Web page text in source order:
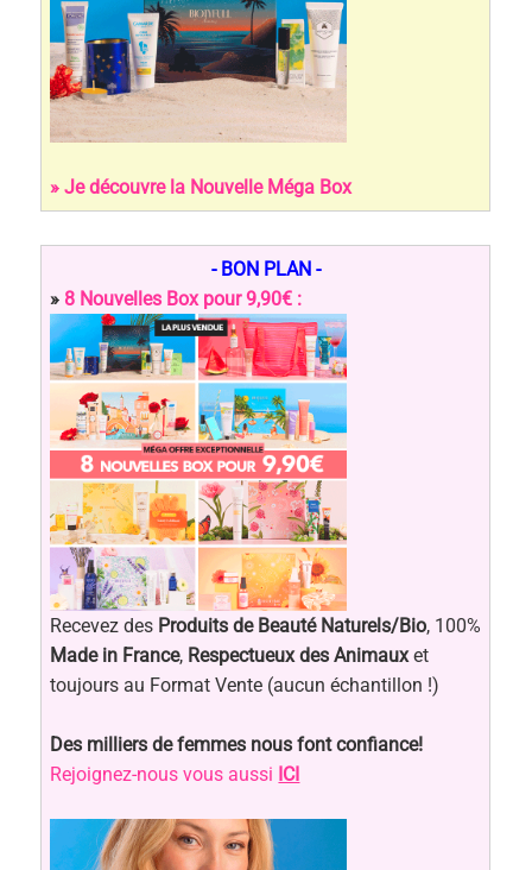
» Je découvre la Nouvelle Méga Box
- BON PLAN -
» 8 Nouvelles Box pour 9,90€ :
Recevez des Produits de Beauté Naturels/Bio, 100%
Made in France, Respectueux des Animauxet
toujours au Format Vente (aucun échantillon !)
Des milliers de femmes nous font confiance!
Rejoignez-nous vous aussi ICI